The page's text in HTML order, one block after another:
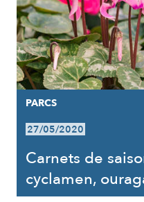
PARCS
27/05/2020
Carnets de
cyclamen,